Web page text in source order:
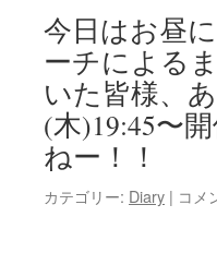
ま
し
た
★
は
今日はお昼
ーチによる
いた皆様、
(木)19:45〜
ねー！！
カテゴリー: Diary | コ
コメ